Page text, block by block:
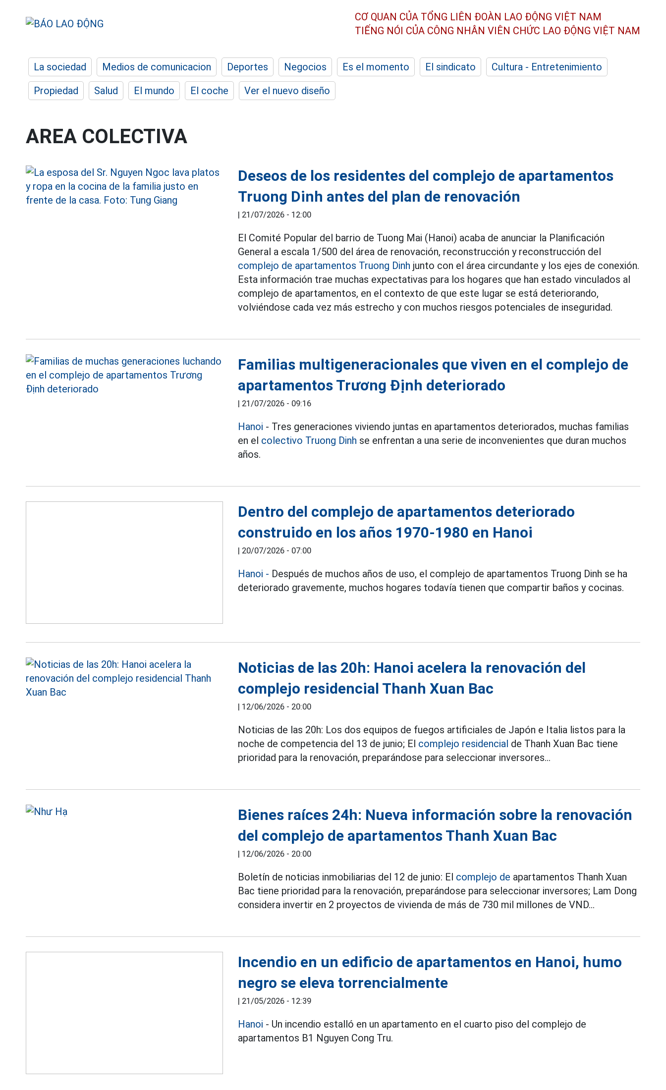
CƠ QUAN CỦA TỔNG LIÊN ĐOÀN LAO ĐỘNG VIỆT NAM
TIẾNG NÓI CỦA CÔNG NHÂN VIÊN CHỨC LAO ĐỘNG VIỆT NAM
La sociedad Medios de comunicacion Deportes Negocios Es el momento El sindicato
Cultura - Entretenimiento
Propiedad
Salud El mundo El coche Ver el nuevo diseño
AREA COLECTIVA
Deseos de los residentes del complejo de apartamentos
Truong Dinh antes del plan de renovación
| 21/07/2026 - 12:00
El Comité Popular del barrio de Tuong Mai (Hanoi) acaba de anunciar la Planificación
General a escala 1/500 del área de renovación, reconstrucción y reconstrucción del
complejo de apartamentos Truong Dinh junto con el área circundante y los ejes de conexión.
Esta información trae muchas expectativas para los hogares que han estado vinculados al
complejo de apartamentos, en el contexto de que este lugar se está deteriorando,
volviéndose cada vez más estrecho y con muchos riesgos potenciales de inseguridad.
Familias multigeneracionales que viven en el complejo de
apartamentos Trương Định deteriorado
| 21/07/2026 - 09:16
Hanoi - Tres generaciones viviendo juntas en apartamentos deteriorados, muchas familias
en el colectivo Truong Dinh se enfrentan a una serie de inconvenientes que duran muchos
años.
Dentro del complejo de apartamentos deteriorado
construido en los años 1970-1980 en Hanoi
| 20/07/2026 - 07:00
Hanoi - Después de muchos años de uso, el complejo de apartamentos Truong Dinh se ha
deteriorado gravemente, muchos hogares todavía tienen que compartir baños y cocinas.
Noticias de las 20h: Hanoi acelera la renovación del
complejo residencial Thanh Xuan Bac
| 12/06/2026 - 20:00
Noticias de las 20h: Los dos equipos de fuegos artificiales de Japón e Italia listos para la
noche de competencia del 13 de junio; El complejo residencial de Thanh Xuan Bac tiene
prioridad para la renovación, preparándose para seleccionar inversores...
Bienes raíces 24h: Nueva información sobre la renovación
del complejo de apartamentos Thanh Xuan Bac
| 12/06/2026 - 20:00
Boletín de noticias inmobiliarias del 12 de junio: El complejo de apartamentos Thanh Xuan
Bac tiene prioridad para la renovación, preparándose para seleccionar inversores; Lam Dong
considera invertir en 2 proyectos de vivienda de más de 730 mil millones de VND...
Incendio en un edificio de apartamentos en Hanoi, humo
negro se eleva torrencialmente
| 21/05/2026 - 12:39
Hanoi - Un incendio estalló en un apartamento en el cuarto piso del complejo de
apartamentos B1 Nguyen Cong Tru.